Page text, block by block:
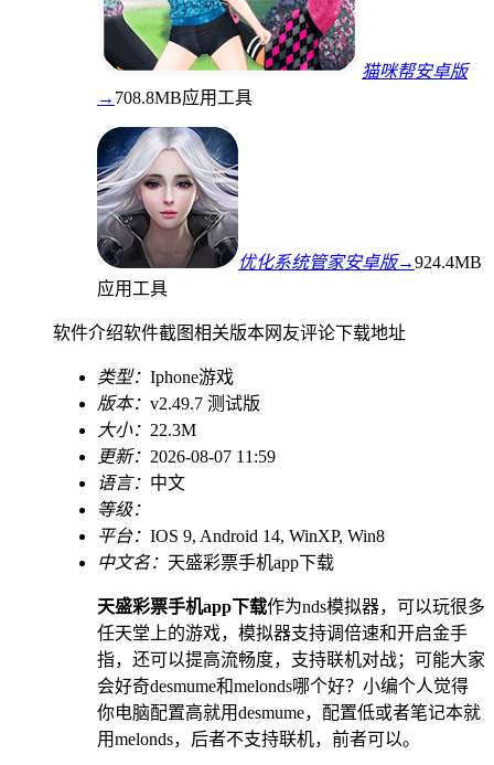
猫咪帮安卓版
→ 708.8MB应用工具
优化系统管家安卓版→924.4MB
应用工具
软件介绍软件截图相关版本网友评论下载地址
类型： Iphone游戏
版本： v2.49.7 测试版
大小： 22.3M
更新： 2026-08-07 11:59
语言： 中文
等级：
平台： IOS 9, Android 14, WinXP, Win8
中文名： 天盛彩票手机app下载
天盛彩票手机app下载作为nds模拟器，可以玩很多
任天堂上的游戏，模拟器支持调倍速和开启金手
指，还可以提高流畅度，支持联机对战；可能大家
会好奇desmume和melonds哪个好？小编个人觉得
你电脑配置高就用desmume，配置低或者笔记本就
用melonds，后者不支持联机，前者可以。